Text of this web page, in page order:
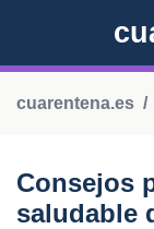
cuarentena.es
Consejos
saludable